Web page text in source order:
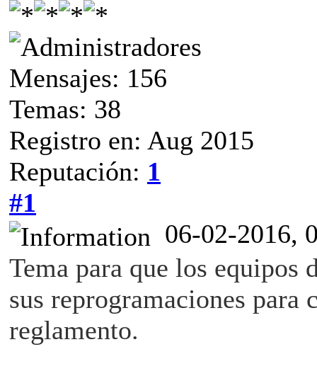
Mensajes: 156
Temas: 38
Registro en: Aug 2015
Reputación: 1
#1
06-02-2016,
Tema para que los equipos
sus reprogramaciones
reglamento.